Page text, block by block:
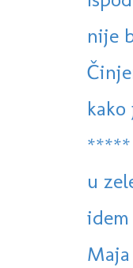
nije
*****
u